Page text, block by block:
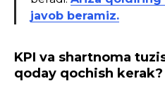
javob beramiz.
KPI va shartnoma
qoday qochish kerak?